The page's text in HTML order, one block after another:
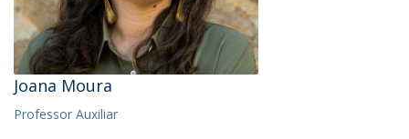
Joana Moura
Professor Auxiliar